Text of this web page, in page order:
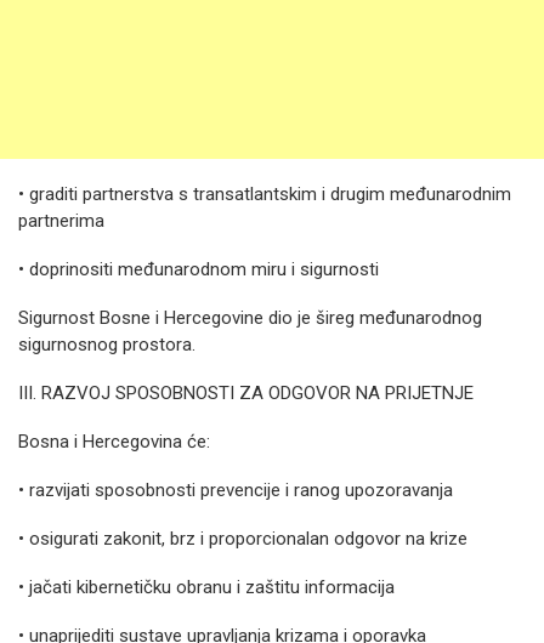
• graditi partnerstva s transatlantskim i drugim međunarodnim
partnerima
• doprinositi međunarodnom miru i sigurnosti
Sigurnost Bosne i Hercegovine dio je šireg međunarodnog
sigurnosnog prostora.
III. RAZVOJ SPOSOBNOSTI ZA ODGOVOR NA PRIJETNJE
Bosna i Hercegovina će:
• razvijati sposobnosti prevencije i ranog upozoravanja
• osigurati zakonit, brz i proporcionalan odgovor na krize
• jačati kibernetičku obranu i zaštitu informacija
• unaprijediti sustave upravljanja krizama i oporavka